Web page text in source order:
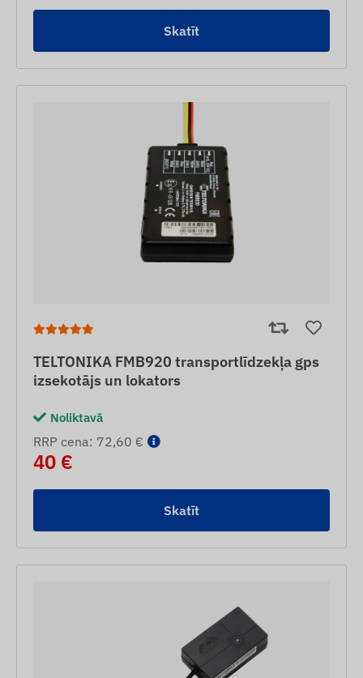
Skatīt
TELTONIKA FMB920 transportlīdzekļa gps
izsekotājs un lokators
Noliktavā
RRP cena: 72,60 €
40 €
Skatīt